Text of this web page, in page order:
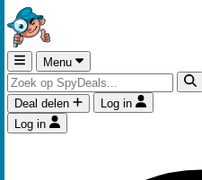
Menu
Deal delen
Log in
Log in